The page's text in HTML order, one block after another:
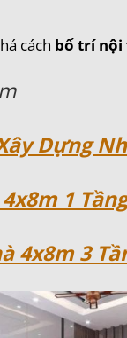
cách bố trí nội
Dựng
1
4x8m 3